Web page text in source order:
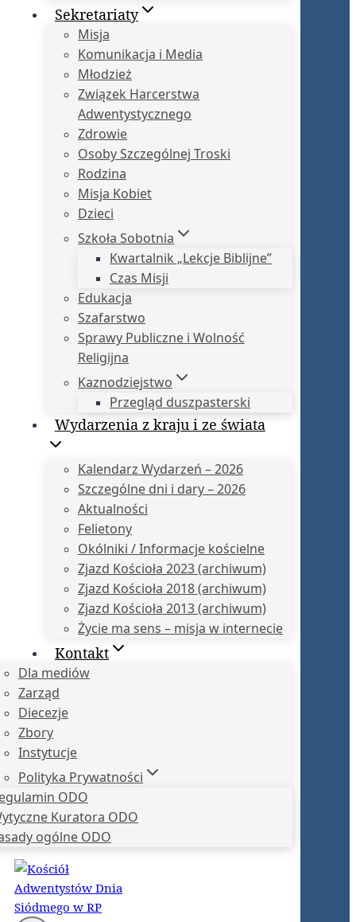
Sekretariaty
Misja
Komunikacja i Media
Młodzież
Związek Harcerstwa
Adwentystycznego
Zdrowie
Osoby Szczególnej Troski
Rodzina
Misja Kobiet
Dzieci
Szkoła Sobotnia
Kwartalnik „Lekcje Biblijne”
Czas Misji
Edukacja
Szafarstwo
Sprawy Publiczne i Wolność
Religijna
Kaznodziejstwo
Przegląd duszpasterski
Wydarzenia z kraju i ze świata
Kalendarz Wydarzeń – 2026
Szczególne dni i dary – 2026
Aktualności
Felietony
Okólniki / Informacje kościelne
Zjazd Kościoła 2023 (archiwum)
Zjazd Kościoła 2018 (archiwum)
Zjazd Kościoła 2013 (archiwum)
Życie ma sens – misja w internecie
Kontakt
Dla mediów
Zarząd
Diecezje
Zbory
Instytucje
Polityka Prywatności
ODO
Kuratora ODO
ogólne ODO